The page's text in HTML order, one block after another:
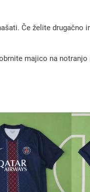
Če želite
majico na